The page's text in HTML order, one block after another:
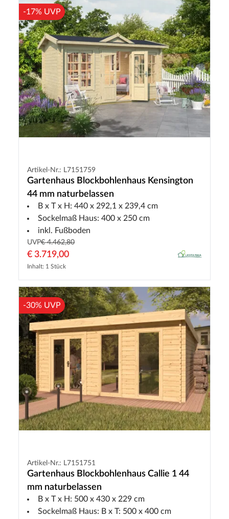
-17% UVP
Artikel-Nr.: L7151759
Gartenhaus Blockbohlenhaus Kensington
44 mm naturbelassen
B x T x H: 440 x 292,1 x 239,4 cm
Sockelmaß Haus: 400 x 250 cm
inkl. Fußboden
UVP€ 4.462,80
€ 3.719,00
Inhalt: 1 Stück
-30% UVP
Artikel-Nr.: L7151751
Gartenhaus Blockbohlenhaus Callie 1 44
mm naturbelassen
B x T x H: 500 x 430 x 229 cm
Sockelmaß Haus: B x T: 500 x 400 cm